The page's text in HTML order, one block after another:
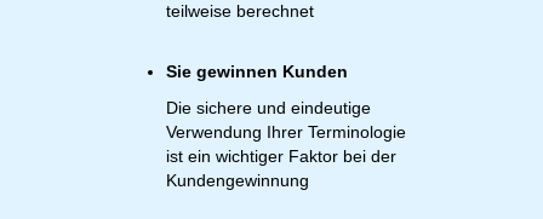
teilweise berechnet
Sie gewinnen Kunden
Die sichere und eindeutige
Verwendung Ihrer Terminologie
ist ein wichtiger Faktor bei der
Kundengewinnung